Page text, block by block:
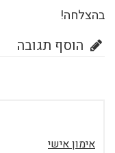
בהצלחה!
הוסף תגובה
אימון אישי